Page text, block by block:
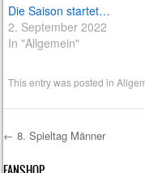
Die Saison startet…
2. September 2022
In "Allgemein"
This entry was posted in
← 8. Spieltag Männer